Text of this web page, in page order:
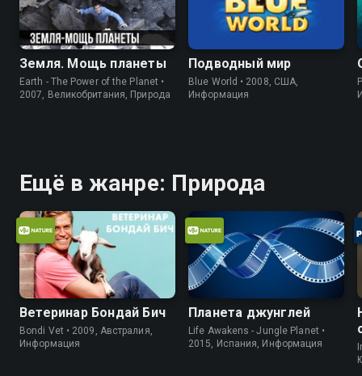
Земля. Мощь планеты
Earth - The Power of the Planet •
2007, Великобритания, Природа
Подводный мир
Blue World • 2008, США,
Информация
Ещё в жанре: Природа
Ветеринар Бондай Бич
Bondi Vet • 2009, Австралия,
Информация
Планета джунглей
Life Awakens - Jungle Planet •
2015, Испания, Информация